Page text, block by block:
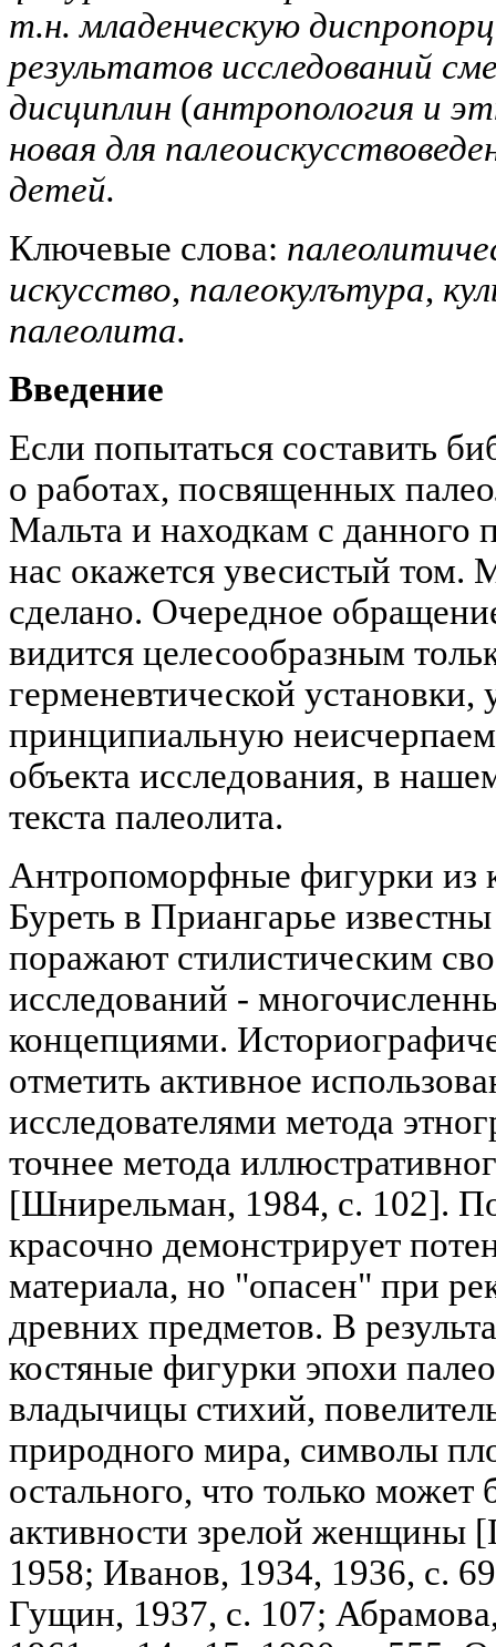
т.н. младенческую
результатов исследований
дисциплин (антропология и
новая для
детей.
Ключевые слова:
искусство, палеокулътура,
палеолита.
Введение
Если попытаться составить
о работах, посвященных
Мальта и находкам с данного
нас окажется увесистый том.
сделано. Очередное
видится целесообразным
герменевтической
принципиальную
объекта исследования, в
текста палеолита.
Антропоморфные фигурки из
Буреть в Приангарье
поражают стилистическим
исследований -
концепциями.
отметить активное
исследователями метода
точнее метода
[Шнирельман, 1984, с. 102].
красочно демонстрирует
материала, но "опасен" при
древних предметов. В
костяные фигурки эпохи
владычицы стихий,
природного мира, символы
остального, что только может
активности зрелой женщины
1958; Иванов, 1934, 1936, с.
Гущин, 1937, с. 107;